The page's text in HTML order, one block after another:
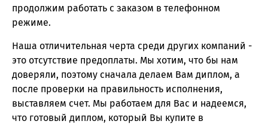
продолжим работать с заказом в телефонном
режиме.
Наша отличительная черта среди других компаний -
это отсутствие предоплаты. Мы хотим, что бы нам
доверяли, поэтому сначала делаем Вам диплом, а
после проверки на правильность исполнения,
выставляем счет. Мы работаем для Вас и надеемся,
что готовый диплом, который Вы купите в